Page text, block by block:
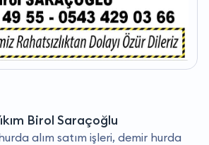
Birol Saraçoğlu
alım satım işleri, demir hurda